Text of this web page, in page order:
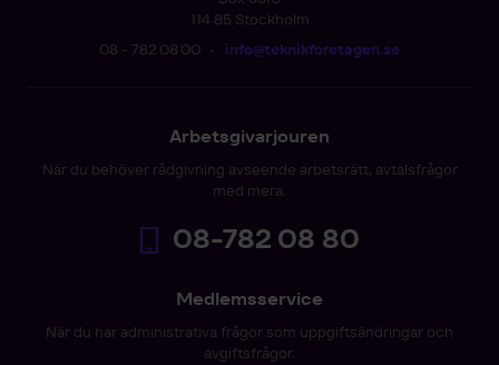
114 85 Stockholm
08 - 782 08 00 • info@teknikforetagen.se
Arbetsgivarjouren
När du behöver rådgivning avseende arbetsrätt, avtalsfrågor
med mera.
08-782 08 80
Medlemsservice
När du har administrativa frågor som uppgiftsändringar och
avgiftsfrågor.